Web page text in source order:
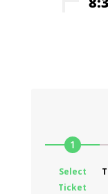
1
Select
Ticket